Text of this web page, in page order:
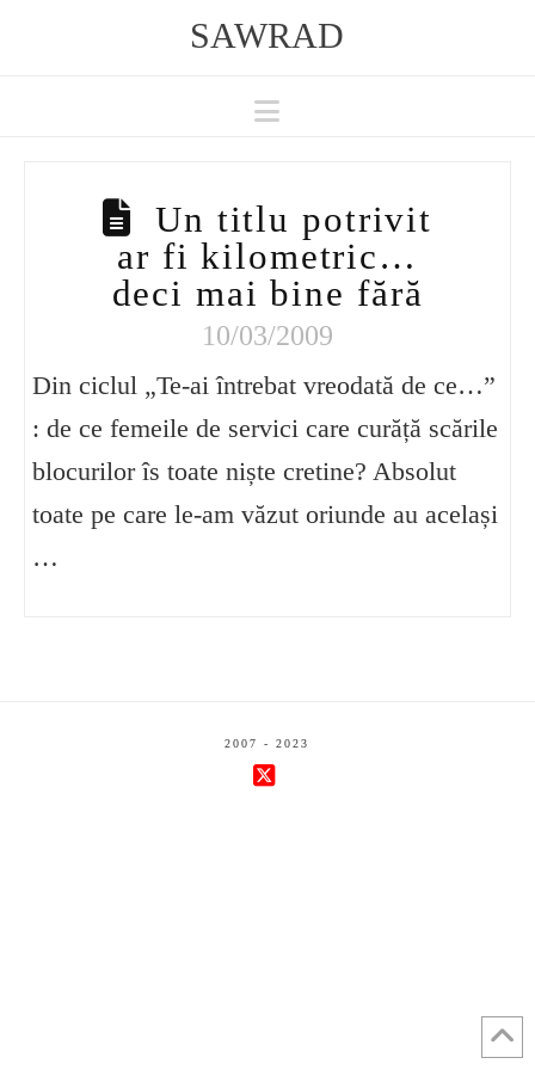
SAWRAD
Navigation
Un titlu potrivit
ar fi kilometric…
deci mai bine fără
10/03/2009
Din ciclul „Te-ai întrebat vreodată de ce…”
: de ce femeile de servici care curăță scările
blocurilor îs toate niște cretine? Absolut
toate pe care le-am văzut oriunde au același
…
2007 - 2023